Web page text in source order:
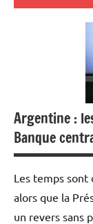
Argentine :
Banque
Les temps
alors que la
un revers sans